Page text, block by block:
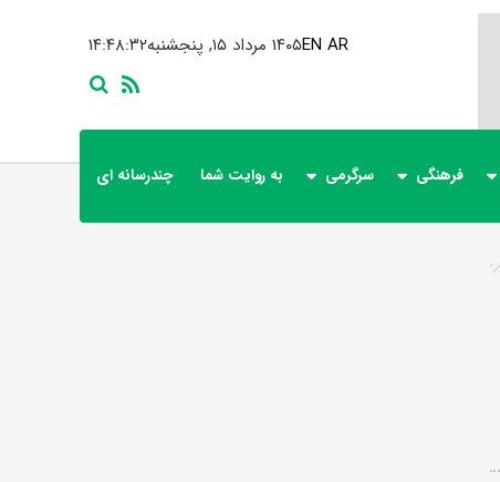
۱۴:۴۸:۳۲ ۱۴۰۵ مرداد ۱۵, پنجشنبهEN AR
فرهنگی سرگرمی به روایت شما چندرسانه ای